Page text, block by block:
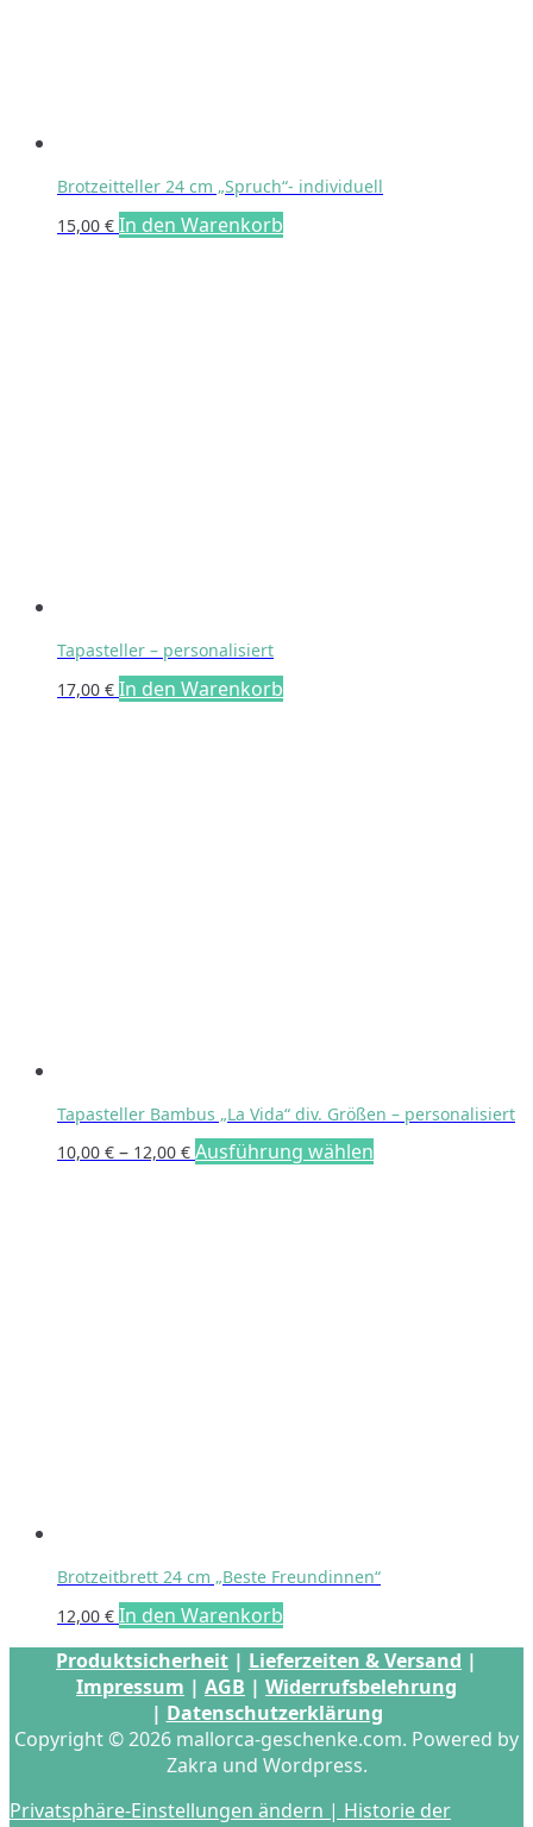
Brotzeitteller 24 cm „Spruch“- individuell
15,00 € In den Warenkorb
Tapasteller – personalisiert
17,00 € In den Warenkorb
Tapasteller Bambus „La Vida“ div. Größen – personalisiert
10,00 € – 12,00 €Preisspanne:
Ausführung wählen
Brotzeitbrett 24 cm „Beste Freundinnen“
12,00 € In den Warenkorb
Produktsicherheit | Lieferzeiten & Versand |
Impressum | AGB | Widerrufsbelehrung
| Datenschutzerklärung
Copyright © 2026 mallorca-geschenke.com. Powered by
Zakra und Wordpress.
Privatsphäre-Einstellungen ändern | Historie der